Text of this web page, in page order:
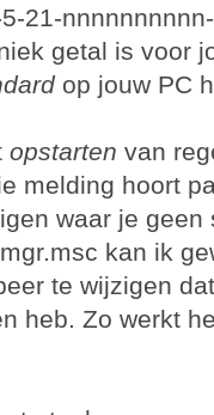
21-
getal is voor
op jouw PC
opstarten van
melding hoort
waar je
kan ik
te wijzigen
heb. Zo werkt